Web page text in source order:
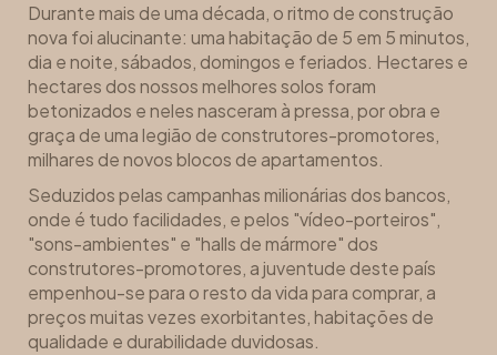
Durante mais de uma década, o ritmo de construção
nova foi alucinante: uma habitação de 5 em 5 minutos,
dia e noite, sábados, domingos e feriados. Hectares e
hectares dos nossos melhores solos foram
betonizados e neles nasceram à pressa, por obra e
graça de uma legião de construtores-promotores,
milhares de novos blocos de apartamentos.
Seduzidos pelas campanhas milionárias dos bancos,
onde é tudo facilidades, e pelos "vídeo-porteiros",
"sons-ambientes" e "halls de mármore" dos
construtores-promotores, a juventude deste país
empenhou-se para o resto da vida para comprar, a
preços muitas vezes exorbitantes, habitações de
qualidade e durabilidade duvidosas.